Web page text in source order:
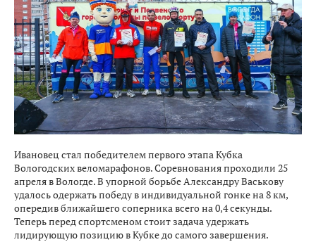
Ивановец стал победителем первого этапа Кубка
Вологодских веломарафонов. Соревнования проходили 25
апреля в Вологде. В упорной борьбе Александру Васькову
удалось одержать победу в индивидуальной гонке на 8 км,
опередив ближайшего соперника всего на 0,4 секунды.
Теперь перед спортсменом стоит задача удержать
лидирующую позицию в Кубке до самого завершения.